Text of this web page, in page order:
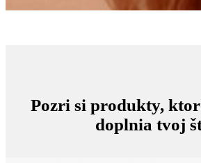
Pozri si produkty,
doplnia tvoj